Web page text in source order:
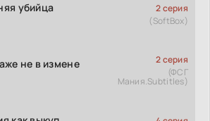
убийца
2 серия
(SoftBox)
не в измене
2 серия
(ФСГ
Мания.Subtitles)